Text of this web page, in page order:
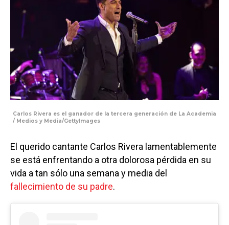
Carlos Rivera es el ganador de la tercera generación de La Academia
/ Medios y Media/GettyImages
El querido cantante Carlos Rivera lamentablemente
se está enfrentando a otra dolorosa pérdida en su
vida a tan sólo una semana y media del
fallecimiento de su padre.